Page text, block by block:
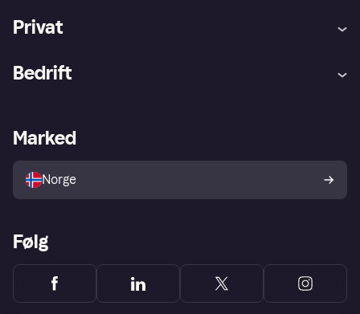
Privat
Utforsk butikker
Bedrift
Merchant portal
Marked
Norge
Følg